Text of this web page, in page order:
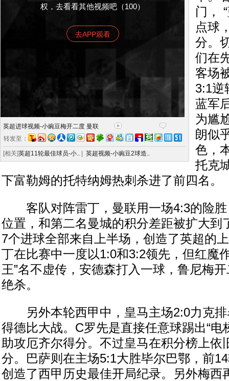
权，去看看其他视频吧（100）
去APP观看
英超进球视频-小豌豆梅开二度 曼联
转发至：
[相关]英超11轮最佳球员-小.. 英超视频-小豌豆2球造..
门，
点球
分。
们在
客场
3:1逆
蓝军
为尴
朗似
色，
托克
下富勒姆的托特纳姆热刺杀进了前四名。
客队对阵雷丁，曼联用一场4:3的险胜
位置，和第二名曼城的积分差距被扩大到
7个进球全部来自上半场，创造了英超的
丁在比赛中一度以1:0和3:2领先，但红魔
王”名不虚传，安德森打入一球，鲁尼梅
绝杀。
另外本轮西甲中，皇马主场2:0力克排
得德比大战。C罗先是直接任意球踢出“电
助攻厄齐尔得分。不过皇马在积分榜上依
分。巴萨则在主场5:1大胜毕尔巴鄂，前
创造了西甲历史最佳开局纪录。另外梅西